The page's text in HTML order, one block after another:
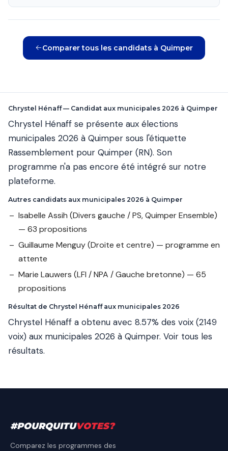
Comparer tous les candidats à Quimper
Chrystel Hénaff — Candidat aux municipales 2026 à Quimper
Chrystel Hénaff se présente aux élections
municipales 2026 à Quimper sous l'étiquette
Rassemblement pour Quimper (RN). Son
programme n'a pas encore été intégré sur notre
plateforme.
Autres candidats aux municipales 2026 à Quimper
Isabelle Assih (Divers gauche / PS, Quimper Ensemble)
— 63 propositions
Guillaume Menguy(Droite et centre) — programme en
attente
Marie Lauwers (LFI / NPA / Gauche bretonne) — 65
propositions
Résultat de Chrystel Hénaff aux municipales 2026
Chrystel Hénaff a obtenu avec 8.57% des voix (2149
voix) aux municipales 2026 à Quimper. Voir tous les
résultats.
#POURQUITUVOTES?
Comparez les programmes des